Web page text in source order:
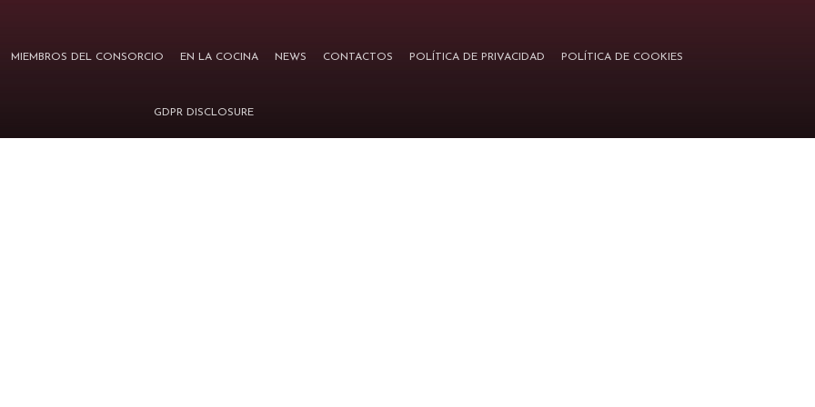
MIEMBROS DEL CONSORCIO EN LA COCINA NEWS CONTACTOS POLÍTICA DE PRIVACIDAD POLÍTICA DE COOKIES
GDPR DISCLOSURE